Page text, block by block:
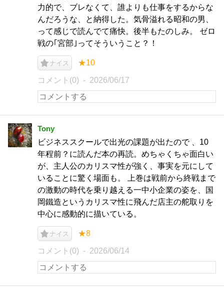
力的で、ブレなくて、誰よりも仕事をするからな
んだろうな、と納得した。気骨溢れる昭和の男、
って感じで読んでて痛快。後半もたのしみ。 ゼロ
戦の｢宮部｣ってそういうこと？！
ナイス ★10
コメント(0) 2026/06/17
Tony
ビジネススクールで出光の課題が出たので 、10
年程前？に読んだ本の再読。めちゃくちゃ面白い
が、主人公のカリスマ性が強く、事実を元にして
いることに驚く場面も。 上巻は戦前から終戦まで
の激動の時代を乗り越える一中小企業の姿を、国
岡鐵造というカリスマ性に飛んだ店主の舵取りを
中心に感動的に描いている。
ナイス ★8
コメント(0) 2026/06/14